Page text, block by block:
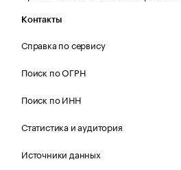
Контакты
Справка по сервису
Поиск по ОГРН
Поиск по ИНН
Статистика и аудитория
Источники данных